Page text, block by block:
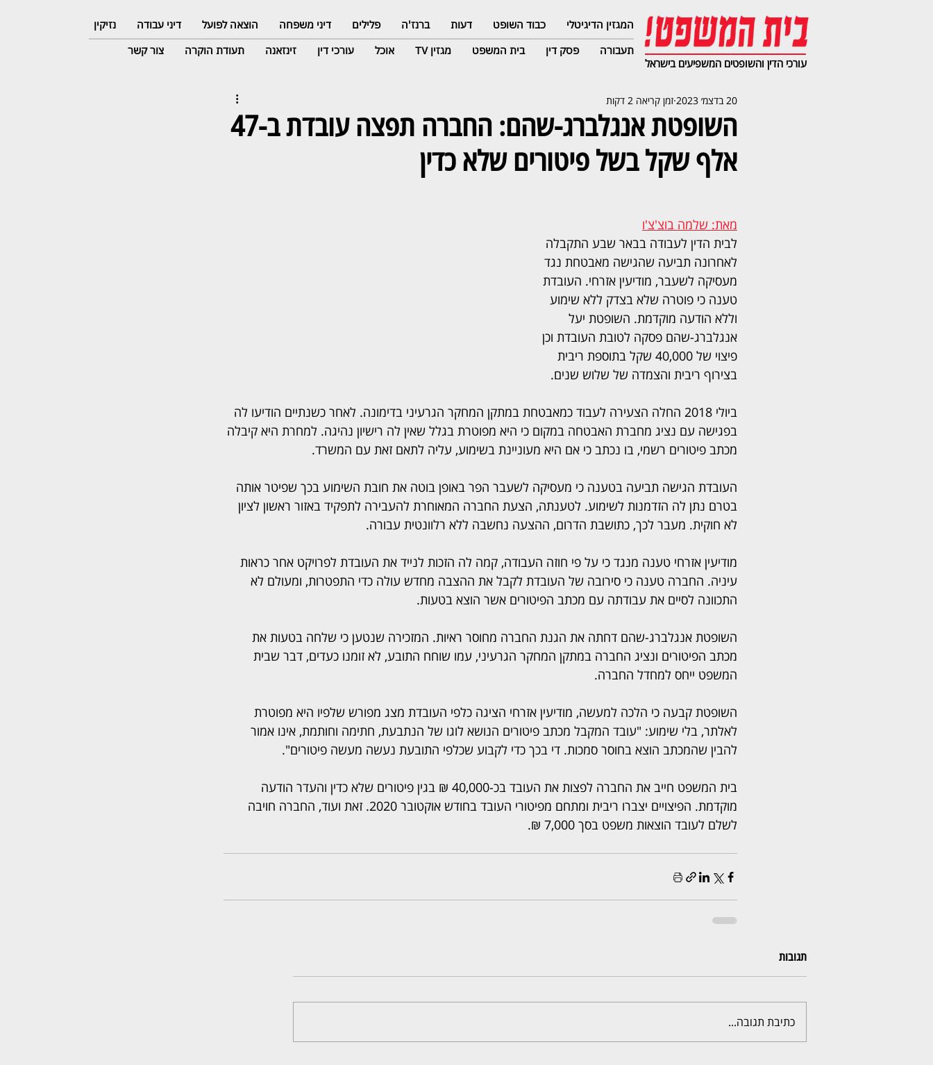
המגזין הדיגיטלי כבוד השופט דעות ברנז'ה פלילים דיני משפחה הוצאה לפועל דיני עבודה
נזיקין
תעבורה
פסק דין בית המשפט מגזין TV אוכל עורכי דין זינזאנה תעודת הוקרה צור קשר
עורכי הדין והשופטים המשפיעים בישראל
השופטת אנגלברג-שהם: החברה תפצה עובדת ב-47
אלף שקל בשל פיטורים שלא כדין
20 בדצמ׳ 2023 זמן קריאה 2 דקות
מאת: שלמה בוצ'צ'ו
לבית הדין לעבודה בבאר שבע התקבלה
לאחרונה תביעה שהגישה מאבטחת נגד
מעסיקה לשעבר, מודיעין אזרחי. העובדת
טענה כי פוטרה שלא בצדק ללא שימוע
וללא הודעה מוקדמת. השופטת יעל
אנגלברג-שהם פסקה לטובת העובדת וכן
פיצוי של 40,000 שקל בתוספת ריבית
בצירוף ריבית והצמדה של שלוש שנים.
ביולי 2018 החלה הצעירה לעבוד כמאבטחת במתקן המחקר הגרעיני בדימונה. לאחר כשנתיים הודיעו לה
בפגישה עם נציג מחברת האבטחה במקום כי היא מפוטרת בגלל שאין לה רישיון נהיגה. למחרת היא קיבלה
מכתב פיטורים רשמי, בו נכתב כי אם היא מעוניינת בשימוע, עליה לתאם זאת עם המשרד.
העובדת הגישה תביעה בטענה כי מעסיקה לשעבר הפר באופן בוטה את חובת השימוע בכך שפיטר אותה
בטרם נתן לה הזדמנות לשימוע. לטענתה, הצעת החברה המאוחרת להעבירה לתפקיד באזור ראשון לציון
לא חוקית. מעבר לכך, כתושבת הדרום, ההצעה נחשבה ללא רלוונטית עבורה.
מודיעין אזרחי טענה מנגד כי על פי חוזה העבודה, קמה לה הזכות לנייד את העובדת לפרויקט אחר כראות
עיניה. החברה טענה כי סירובה של העובדת לקבל את ההצבה מחדש עולה כדי התפטרות, ומעולם לא
התכוונה לסיים את עבודתה עם מכתב הפיטורים אשר הוצא בטעות.
השופטת אנגלברג-שהם דחתה את הגנת החברה מחוסר ראיות. המזכירה שנטען כי שלחה בטעות את
מכתב הפיטורים ונציג החברה במתקן המחקר הגרעיני, עמו שוחח התובע, לא זומנו כעדים, דבר שבית
המשפט ייחס למחדל החברה.
השופטת קבעה כי הלכה למעשה, מודיעין אזרחי הציגה כלפי העובדת מצג מפורש שלפיו היא מפוטרת
לאלתר, בלי שימוע: "עובד המקבל מכתב פיטורים הנושא לוגו של הנתבעת, חתימה וחותמת, אינו אמור
להבין שהמכתב הוצא בחוסר סמכות. די בכך כדי לקבוע שכלפי התובעת נעשה מעשה פיטורים".
בית המשפט חייב את החברה לפצות את העובד בכ-40,000 ₪ בגין פיטורים שלא כדין והעדר הודעה
מוקדמת. הפיצויים יצברו ריבית ומתחם מפיטורי העובד בחודש אוקטובר 2020. זאת ועוד, החברה חויבה
לשלם לעובד הוצאות משפט בסך 7,000 ₪.
תגובות
כתיבת תגובה...